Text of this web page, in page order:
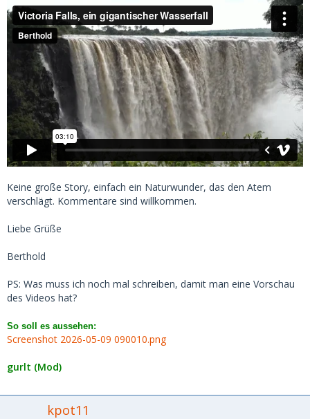
Keine große Story, einfach ein Naturwunder, das den Atem
verschlägt. Kommentare sind willkommen.
Liebe Grüße
Berthold
PS: Was muss ich noch mal schreiben, damit man eine Vorschau
des Videos hat?
So soll es aussehen:
Screenshot 2026-05-09 090010.png
gurlt (Mod)
kpot11